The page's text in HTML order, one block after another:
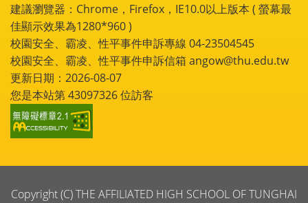
建議瀏覽器：Chrome，Firefox，IE10.0以上版本 ( 螢幕最
佳顯示效果為1280*960 )
校園安全、霸凌、性平事件申訴專線 04-23504545
校園安全、霸凌、性平事件申訴信箱 angow@thu.edu.tw
更新日期：2026-08-07
您是本站第43097326位訪客
Copyright (C) THE AFFILIATED HIGH SCHOOL OF TUNGHAI